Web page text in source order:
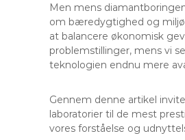
Men mens
om bæredygtighed og
at balancere økonomisk
problemstillinger, mens vi
teknologien endnu mere
Gennem denne artikel
laboratorier til de mest
vores forståelse og